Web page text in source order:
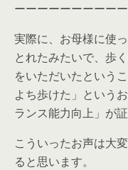
ーーーーーーーーー
実際に、お母様に使
とれたみたいで、歩
をいただいたという
よち歩けた」という
ランス能力向上」が
こういったお声は大
ると思います。